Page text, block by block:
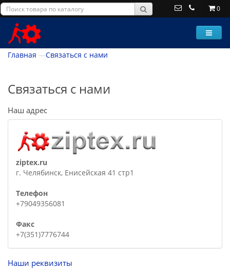
0
Главная Связаться с нами
Связаться с нами
Наш адрес
ziptex.ru
г. Челябинск, Енисейская 41 стр1
Телефон
+79049356081
Факс
+7(351)7776744
Наши реквизиты